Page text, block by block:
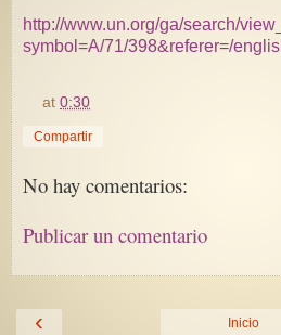
http://www.un.org/ga/search/
symbol=A/71/398&referer=/
at0:30
Compartir
No hay comentarios:
Publicar un comentario
‹ Inicio